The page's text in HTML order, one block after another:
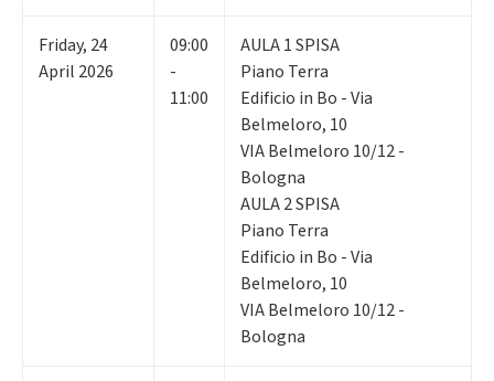
Friday, 24
April 2026
09:00
-
11:00
AULA 1 SPISA
Piano Terra
Edificio in Bo - Via
Belmeloro, 10
VIA Belmeloro 10/12 -
Bologna
AULA 2 SPISA
Piano Terra
Edificio in Bo - Via
Belmeloro, 10
VIA Belmeloro 10/12 -
Bologna